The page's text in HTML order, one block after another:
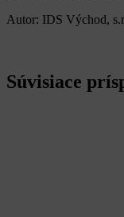
Autor: IDS Východ,
Súvisiace